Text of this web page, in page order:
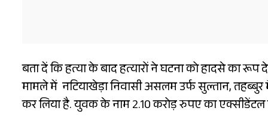
बता दें कि हत्या के बाद हत्यारों ने घटना को हादसे का
मामले में नटियाखेड़ा निवासी असलम उर्फ सुल्तान, तहब्बुर
कर लिया है. युवक के नाम 2.10 करोड़ रुपए का एक्सीडेंटल